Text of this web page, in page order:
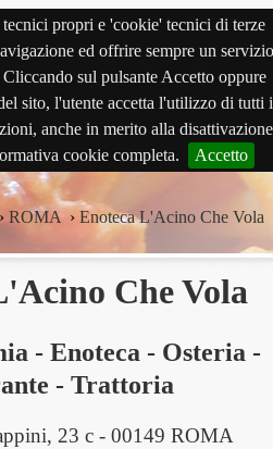
propri e 'cookie' tecnici di terze
ed offrire sempre un servizio
sul pulsante Accetto oppure
sito, l'utente accetta l'utilizzo di tutti i
anche in merito alla
cookie completa.
Accetto
› ROMA › Enoteca L'Acino Che Vola
Che Vola
-Enoteca - Osteria -
-Trattoria
23 c - 00149 ROMA